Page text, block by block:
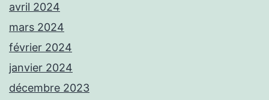
avril 2024
mars 2024
février 2024
janvier 2024
décembre 2023